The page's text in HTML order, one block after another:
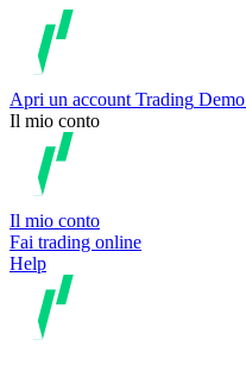
Apri un account Trading Demo
Il mio conto
Il mio conto
Fai trading online
Help